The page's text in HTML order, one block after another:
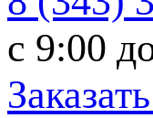
с 9:00